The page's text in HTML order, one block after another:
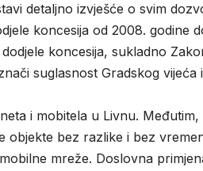
detaljno izvješće o svim
koncesija od 2008. godine
koncesija, sukladno
suglasnost Gradskog vijeća
i mobitela u Livnu. Međutim,
objekte bez razlike i bez
mreže. Doslovna